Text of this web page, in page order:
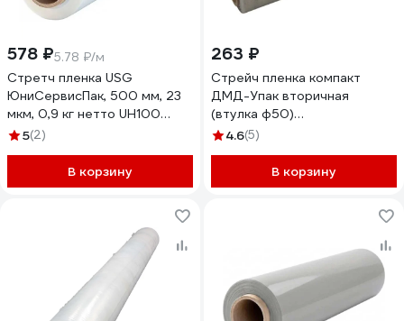
578 ₽5.78 ₽/м
Стретч пленка USG
ЮниСервисПак, 500 мм, 23
мкм, 0,9 кг нетто UH100
5023900
5(2)
В корзину
263 ₽
Стрейч пленка компакт
ДМД-Упак вторичная
(втулка ф50)
250мм/25мкм/0,5кг
4.6(5)
В корзину